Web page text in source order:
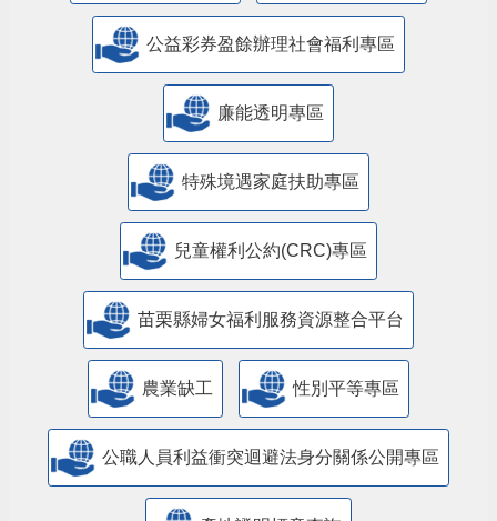
公益彩券盈餘辦理社會福利專區
廉能透明專區
特殊境遇家庭扶助專區
兒童權利公約(CRC)專區
苗栗縣婦女福利服務資源整合平台
農業缺工 性別平等專區
公職人員利益衝突迴避法身分關係公開專區